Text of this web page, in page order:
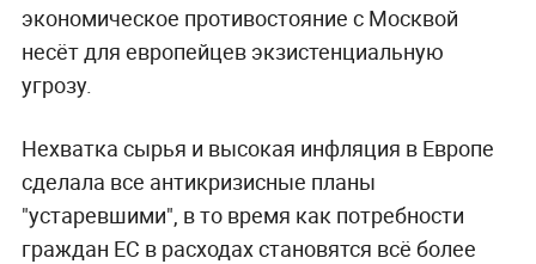
экономическое противостояние с Москвой
несёт для европейцев экзистенциальную
угрозу.
Нехватка сырья и высокая инфляция в Европе
сделала все антикризисные планы
"устаревшими", в то время как потребности
граждан ЕС в расходах становятся всё более